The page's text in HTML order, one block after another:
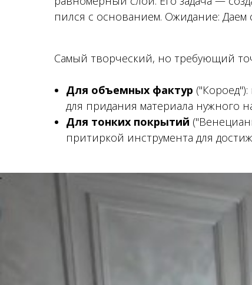
пился с основанием. Ожидание: Даем
Самый творческий, но требующий
Для объемных фактур
для придания материала нужного
Для тонких покрытий
притиркой инструмента для